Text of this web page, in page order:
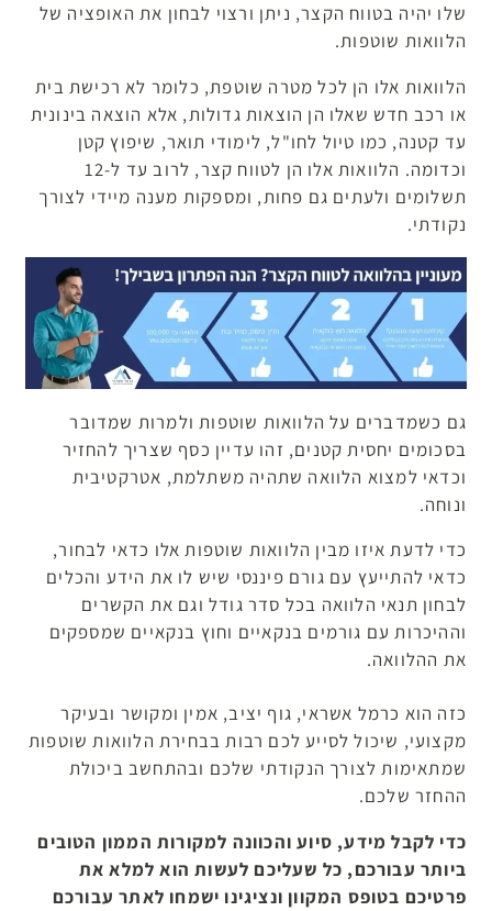
שלו יהיה בטווח הקצר, ניתן ורצוי לבחון את האופציה של
הלוואות שוטפות.
הלוואות אלו הן לכל מטרה שוטפת, כלומר לא רכישת בית
או רכב חדש שאלו הן הוצאות גדולות, אלא הוצאה בינונית
עד קטנה, כמו טיול לחו"ל, לימודי תואר, שיפוץ קטן
וכדומה. הלוואות אלו הן לטווח קצר, לרוב עד ל-12
תשלומים ולעתים גם פחות, ומספקות מענה מיידי לצורך
נקודתי.
גם כשמדברים על הלוואות שוטפות ולמרות שמדובר
בסכומים יחסית קטנים, זהו עדיין כסף שצריך להחזיר
וכדאי למצוא הלוואה שתהיה משתלמת, אטרקטיבית
ונוחה.
כדי לדעת איזו מבין הלוואות שוטפות אלו כדאי לבחור,
כדאי להתייעץ עם גורם פיננסי שיש לו את הידע והכלים
לבחון תנאי הלוואה בכל סדר גודל וגם את הקשרים
וההיכרות עם גורמים בנקאיים וחוץ בנקאיים שמספקים
את ההלוואה.
כזה הוא כרמל אשראי, גוף יציב, אמין ומקושר ובעיקר
מקצועי, שיכול לסייע לכם רבות בבחירת הלוואות שוטפות
שמתאימות לצורך הנקודתי שלכם ובהתחשב ביכולת
ההחזר שלכם.
כדי לקבל מידע, סיוע והכוונה למקורות הממון הטובים
ביותר עבורכם, כל שעליכם לעשות הוא למלא את
פרטיכם בטופס המקוון ונציגינו ישמחו לאתר עבורכם